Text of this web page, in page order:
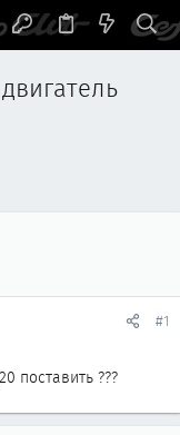
#1
поставить ???